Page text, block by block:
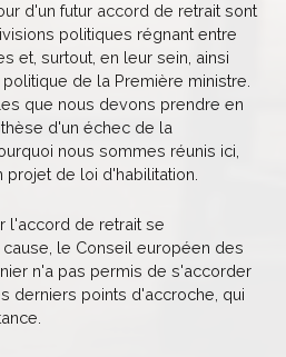
d'un futur accord de retrait sont
politiques régnant entre
et, surtout, en leur sein, ainsi
de la Première ministre.
que nous devons prendre en
d'un échec de la
nous sommes réunis ici,
de loi d'habilitation.
l'accord de retrait se
le Conseil européen des
n'a pas permis de s'accorder
derniers points d'accroche, qui